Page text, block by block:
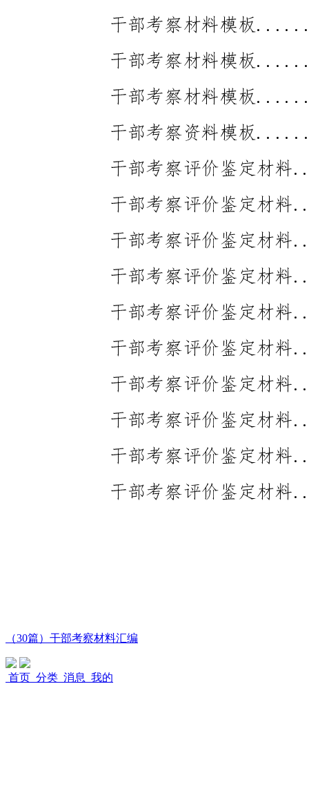
（30篇）干部考察材料汇编
首页 分类 消息 我的